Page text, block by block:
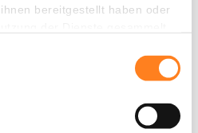
bereitgestellt haben oder